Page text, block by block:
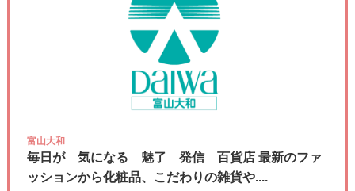
富山大和
毎日が 気になる 魅了 発信 百貨店 最新のファ
ッションから化粧品、こだわりの雑貨や....